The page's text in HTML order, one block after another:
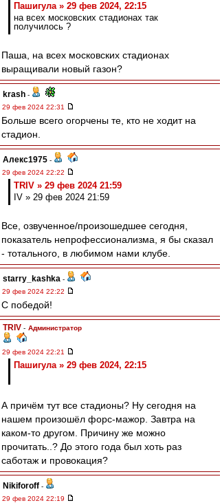
Пашигула » 29 фев 2024, 22:15
на всех московских стадионах так
получилось ?
Паша, на всех московских стадионах
выращивали новый газон?
krash -
29 фев 2024 22:31
Больше всего огорчены те, кто не ходит на
стадион.
Алекс1975 -
29 фев 2024 22:22
TRIV » 29 фев 2024 21:59
IV » 29 фев 2024 21:59
Все, озвученное/произошедшее сегодня,
показатель непрофессионализма, я бы сказал
- тотального, в любимом нами клубе.
starry_kashka -
29 фев 2024 22:22
С победой!
TRIV - Администратор
29 фев 2024 22:21
Пашигула » 29 фев 2024, 22:15
А причём тут все стадионы? Ну сегодня на
нашем произошёл форс-мажор. Завтра на
каком-то другом. Причину же можно
прочитать..? До этого года был хоть раз
саботаж и провокация?
Nikiforoff -
29 фев 2024 22:19